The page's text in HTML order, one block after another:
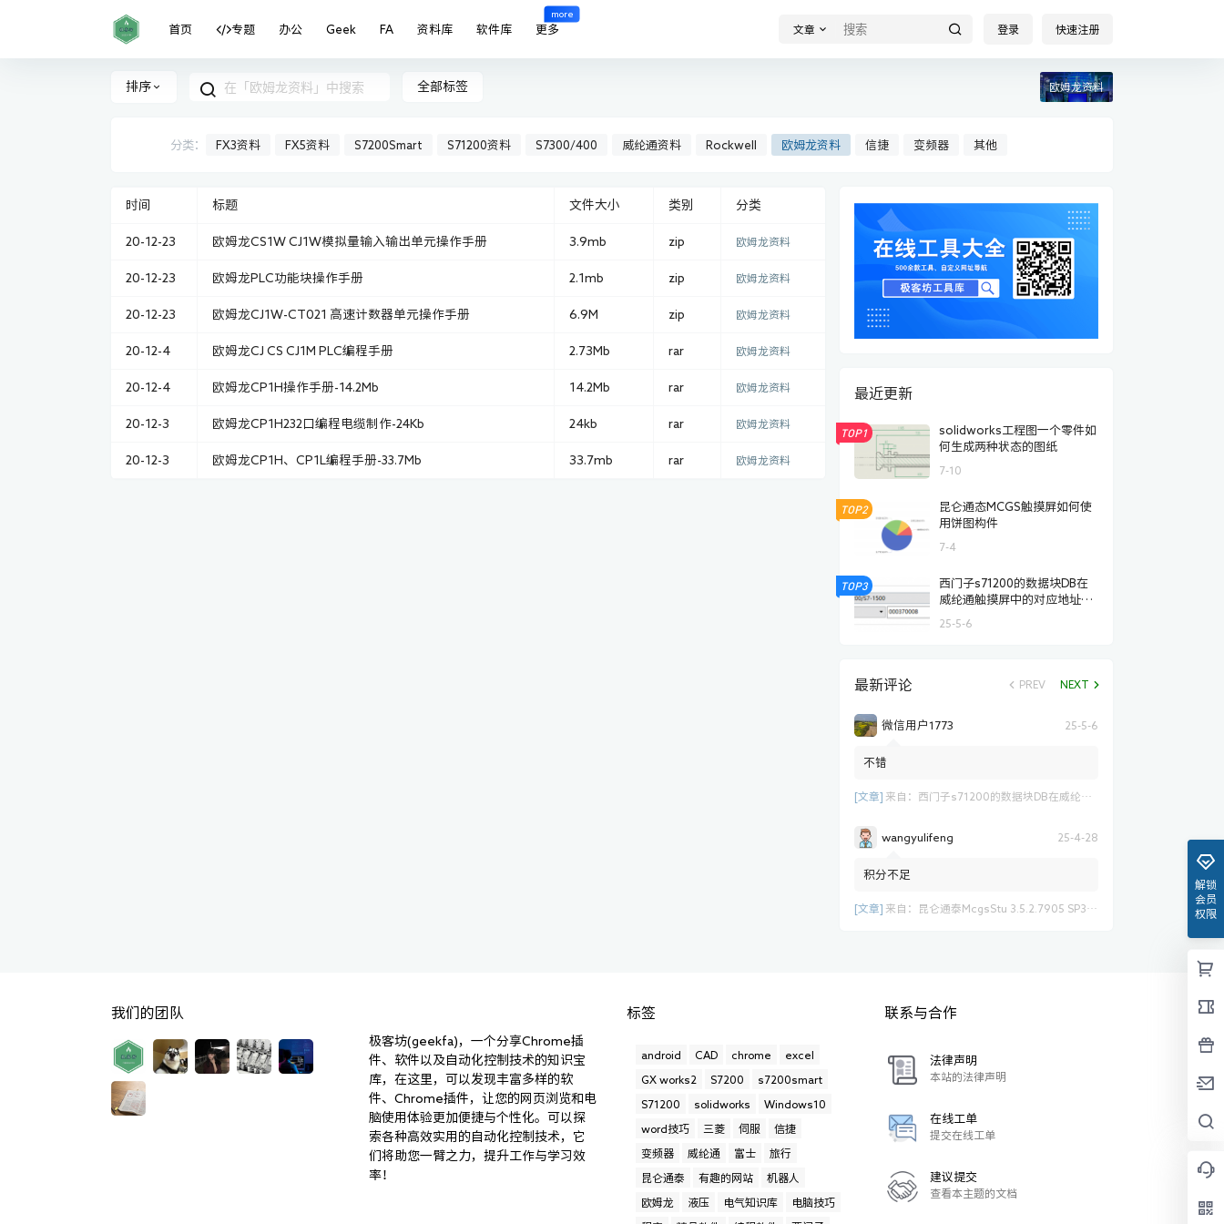
首页 专题 办公 Geek FA 资料库 软件库 更多
more
文章 登录 快速注册
排序 全部标签 欧姆龙资料
分类： FX3资料 FX5资料 S7200Smart S71200资料 S7300/400 威纶通资料 Rockwell 欧姆龙资料 信捷 变频器 其他
时间 标题 文件大小 类别 分类
20-12-23 欧姆龙CS1W CJ1W模拟量输入输出单元操作手册 3.9mb zip 欧姆龙资料
20-12-23 欧姆龙PLC功能块操作手册 2.1mb zip 欧姆龙资料
20-12-23 欧姆龙CJ1W-CT021 高速计数器单元操作手册 6.9M zip 欧姆龙资料
20-12-4 欧姆龙CJ CS CJ1M PLC编程手册 2.73Mb rar 欧姆龙资料
20-12-4 欧姆龙CP1H操作手册-14.2Mb 14.2Mb rar 欧姆龙资料
20-12-3 欧姆龙CP1H232口编程电缆制作-24Kb 24kb rar 欧姆龙资料
20-12-3 欧姆龙CP1H、CP1L编程手册-33.7Mb 33.7mb rar 欧姆龙资料
最近更新
TOP1
solidworks工程图一个零件如
何生成两种状态的图纸
7-10
TOP2
昆仑通态MCGS触摸屏如何使
用饼图构件
7-4
TOP3
西门子s71200的数据块DB在
威纶通触摸屏中的对应地址写
25-5-6
最新评论 PREV NEXT
微信用户1773 25-5-6
不错
[文章] 来自： 西门子s71200的数据块DB在威纶通触摸屏中的对应地址写法
wangyulifeng 25-4-28
积分不足
[文章] 来自： 昆仑通泰McgsStu 3.5.2.7905 SP3.0最新组态软件
解锁
会员
权限
我们的团队
极客坊(geekfa)，一个分享Chrome插
件、软件以及自动化控制技术的知识宝
库，在这里，可以发现丰富多样的软
件、Chrome插件，让您的网页浏览和电
脑使用体验更加便捷与个性化。可以探
索各种高效实用的自动化控制技术，它
们将助您一臂之力，提升工作与学习效
率！
标签
android CAD chrome excel
GX works2 S7200 s7200smart
S71200 solidworks Windows10
word技巧 三菱 伺服 信捷
变频器 威纶通 富士 旅行
昆仑通泰 有趣的网站 机器人
欧姆龙 液压 电气知识库 电脑技巧
联系与合作
法律声明
本站的法律声明
在线工单
提交在线工单
建议提交
查看本主题的文档